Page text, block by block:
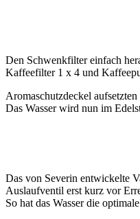
Den Schwenkfilter einfach
Kaffeefilter 1 x 4 und
Aromaschutzdeckel
Das Wasser wird nun im
Das von Severin entwickelte
Auslaufventil erst kurz vor
So hat das Wasser die